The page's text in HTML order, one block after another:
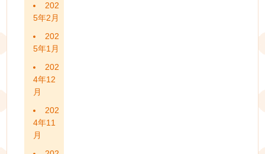
202
5年2月
202
5年1月
202
4年12
月
202
4年11
月